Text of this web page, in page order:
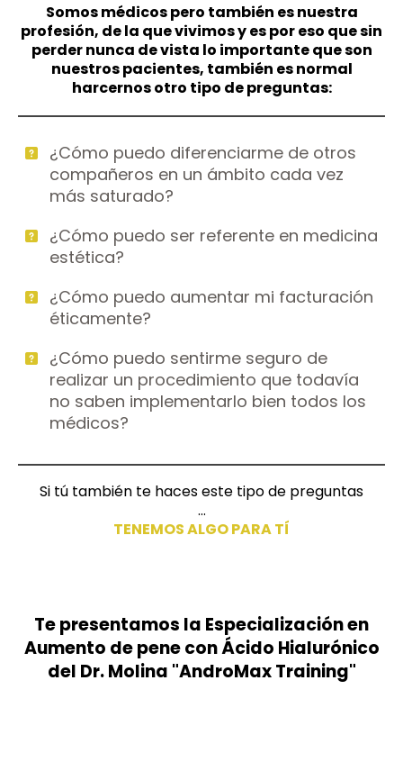
Somos médicos pero también es nuestra
profesión, de la que vivimos y es por eso que sin
perder nunca de vista lo importante que son
nuestros pacientes, también es normal
harcernos otro tipo de preguntas:
¿Cómo puedo diferenciarme de otros
compañeros en un ámbito cada vez
más saturado?
¿Cómo puedo ser referente en medicina
estética?
¿Cómo puedo aumentar mi facturación
éticamente?
¿Cómo puedo sentirme seguro de
realizar un procedimiento que todavía
no saben implementarlo bien todos los
médicos?
Si tú también te haces este tipo de preguntas
...
TENEMOS ALGO PARA TÍ
Te presentamos la Especialización en
Aumento de pene con Ácido Hialurónico
del Dr. Molina "AndroMax Training"​